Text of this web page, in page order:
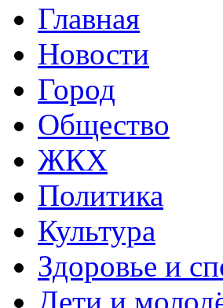
Главная
Новости
Город
Общество
ЖКХ
Политика
Культура
Здоровье и
Дети и